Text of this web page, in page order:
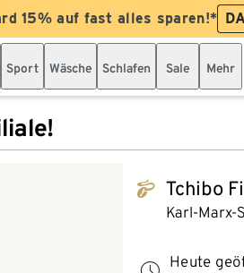
15% auf fast alles sparen!*
Sport Wäsche Schlafen Sale Mehr
tchibo_logo Tchibo
Karl-Marx-
Heute